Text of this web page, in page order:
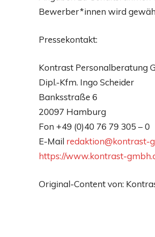
Bewerber*innen wird
Pressekontakt:
Kontrast Personalberatung
Dipl.-Kfm. Ingo Scheider
Banksstraße 6
20097 Hamburg
Fon +49 (0)40 76 79 305 – 0
E-Mail redaktion@kontrast-
https://www.kontrast-
Original-Content von: